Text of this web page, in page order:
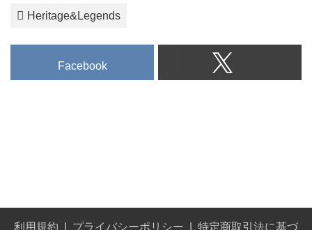
Heritage&Legends
Facebook
利用規約 プライバシーポリシー 特定商取引法に基づ